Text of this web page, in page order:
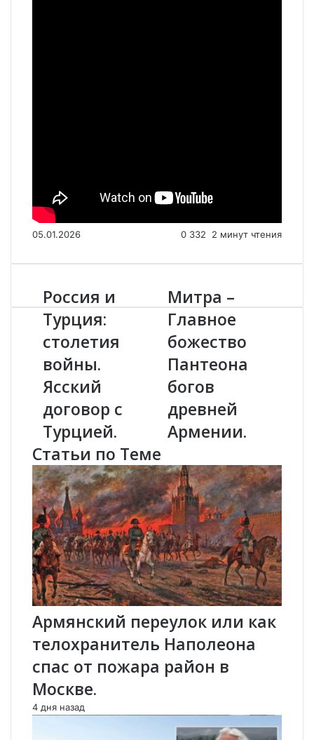
05.01.2026 0 332 2 минут чтения
Р
о
с
и
я
и
Т
у
р
ц
и
я
:
с
т
о
л
е
т
и
я
в
о
й
н
ы
.
Я
Россия и
Турция:
столетия
войны.
Ясский
договор с
Турцией.
М
и
р
а
Г
л
а
в
н
е
б
о
ж
е
с
т
в
о
П
а
н
т
е
о
Митра –
Главное
божество
Пантеона
богов
древней
Армении.
Статьи по Теме
Армянский переулок или как
телохранитель Наполеона
спас от пожара район в
Москве.
4 дня назад